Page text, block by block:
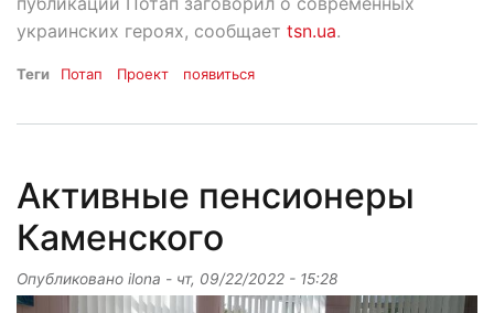
украинских героях, сообщает tsn.ua.
Теги Потап Проект появиться
Активные пенсионеры
Каменского
Опубликовано ilona - чт, 09/22/2022 - 15:28